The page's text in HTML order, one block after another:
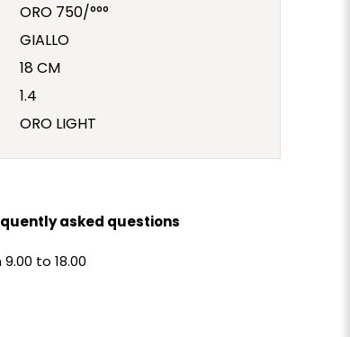
ORO 750/°°°
GIALLO
18 CM
1.4
ORO LIGHT
asked questions
to 18.00